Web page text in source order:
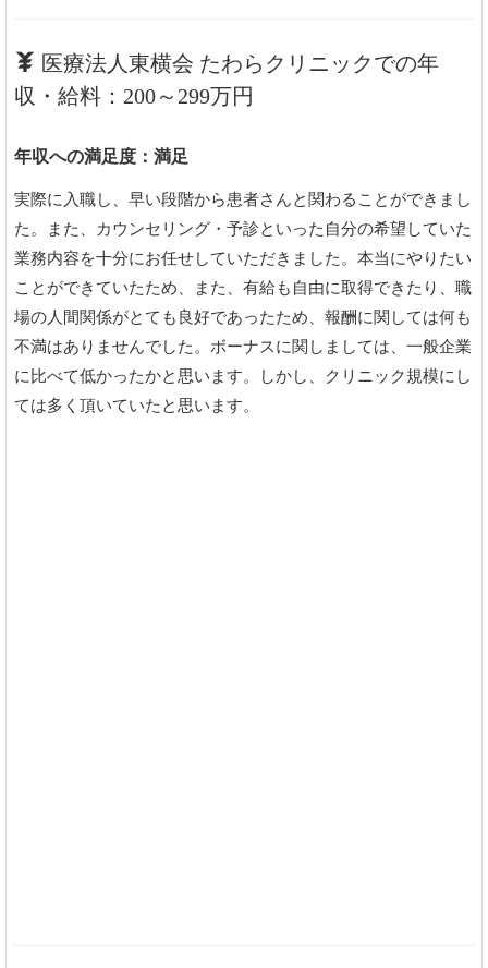
医療法人東横会 たわらクリニックでの年
収・給料：200～299万円
年収への満足度：満足
実際に入職し、早い段階から患者さんと関わることができまし
た。また、カウンセリング・予診といった自分の希望していた
業務内容を十分にお任せしていただきました。本当にやりたい
ことができていたため、また、有給も自由に取得できたり、職
場の人間関係がとても良好であったため、報酬に関しては何も
不満はありませんでした。ボーナスに関しましては、一般企業
に比べて低かったかと思います。しかし、クリニック規模にし
ては多く頂いていたと思います。